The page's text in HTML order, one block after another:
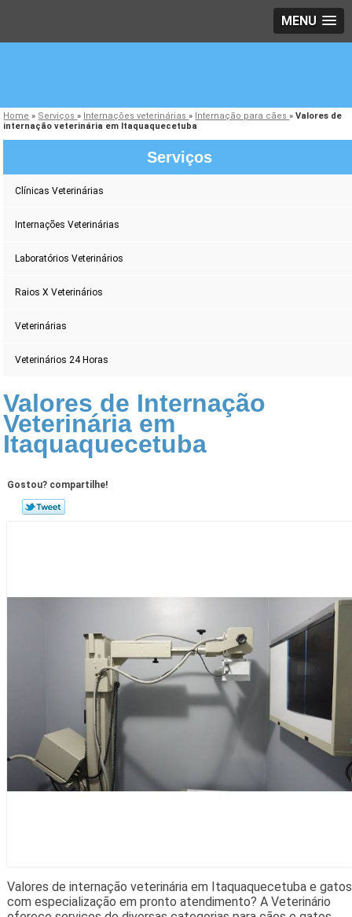
MENU
Home » Serviços» Internações veterinárias» Internação para cães»Valores de
internação veterinária em Itaquaquecetuba
Serviços
Clínicas Veterinárias
Internações Veterinárias
Laboratórios Veterinários
Raios X Veterinários
Veterinárias
Veterinários 24 Horas
Valores de Internação
Veterinária em
Itaquaquecetuba
Gostou? compartilhe!
Valores de internação veterinária em Itaquaquecetuba e gatos
com especialização em pronto atendimento? A Veterinário